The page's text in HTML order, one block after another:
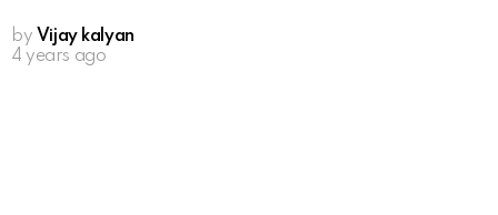
by Vijay kalyan
4 years ago